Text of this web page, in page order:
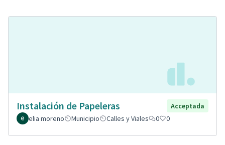
Instalación de Papeleras
Acceptada
elia moreno
Municipio Calles y Viales 0 0